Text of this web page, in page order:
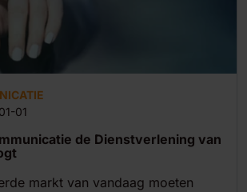
01
de Dienstverlening van
markt van vandaag moeten